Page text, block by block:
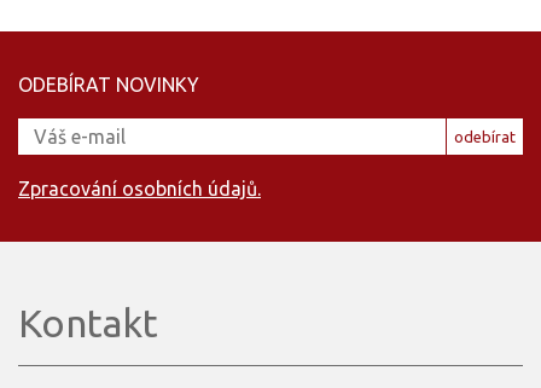
ODEBÍRAT NOVINKY
odebírat
Zpracování osobních údajů.
Kontakt